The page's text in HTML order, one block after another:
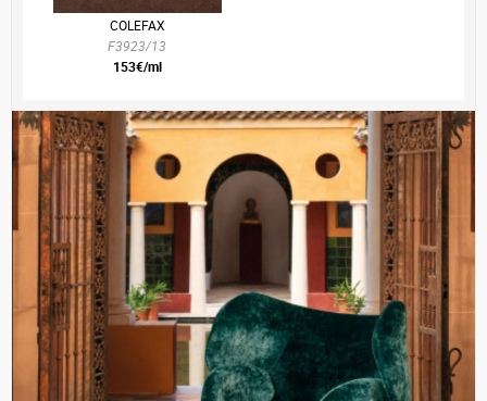
COLEFAX
F3923/13
153€/ml